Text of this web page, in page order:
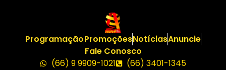
ProgramaçãoPromoçõesNotíciasAnuncie
Fale Conosco
(66) 9 9909-1021
(66) 3401-1345